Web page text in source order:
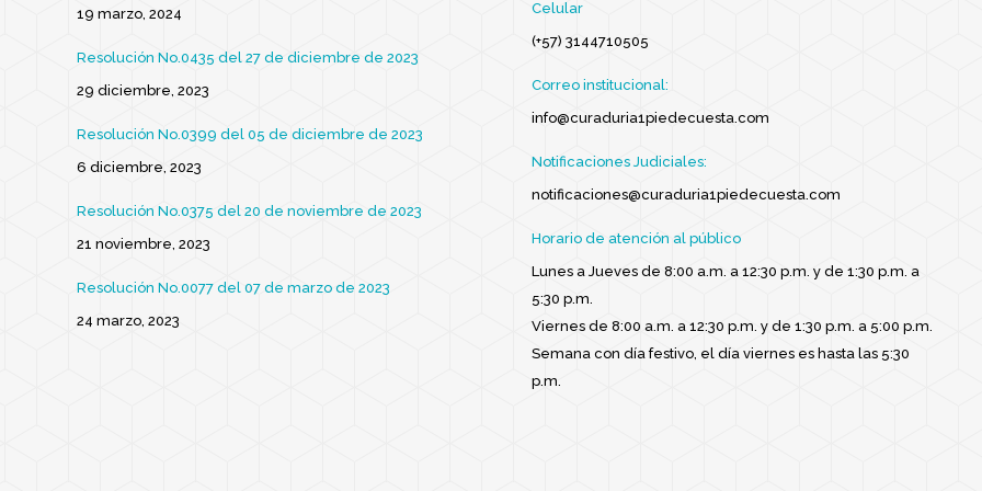
19 marzo, 2024
Resolución No.0435 del 27 de diciembre de 2023
29 diciembre, 2023
Resolución No.0399 del 05 de diciembre de 2023
6 diciembre, 2023
Resolución No.0375 del 20 de noviembre de 2023
21 noviembre, 2023
Resolución No.0077 del 07 de marzo de 2023
24 marzo, 2023
Celular
(+57) 3144710505
Correo institucional:
info@curaduria1piedecuesta.com
Notificaciones Judiciales:
notificaciones@curaduria1piedecuesta.com
Horario de atención al público
Lunes a Jueves de 8:00 a.m. a 12:30 p.m. y de 1:30 p.m. a
5:30 p.m.
Viernes de 8:00 a.m. a 12:30 p.m. y de 1:30 p.m. a 5:00 p.m.
Semana con día festivo, el día viernes es hasta las 5:30
p.m.